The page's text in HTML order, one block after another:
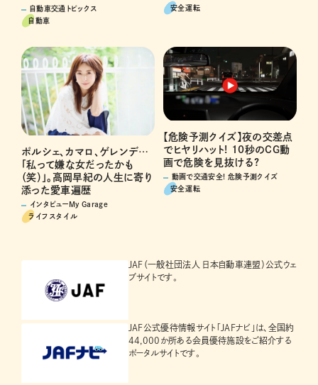
自動車交通トピックス
自動車
安全運転
ポルシェ、カマロ、ゲレンデ…
「私って嫌な女だったかも
（笑）」。高岡早紀の人生に寄り
添った愛車遍歴
インタビューMy Garage
ライフスタイル
【危険予測クイズ】夜の交差点
でヒヤリハット! 10秒のCG動
画で危険を見抜ける?
動画で交通安全! 危険予測クイズ
安全運転
JAF（一般社団法人 日本自動車連盟）公式ウェ
ブサイトです。
JAF公式優待情報サイト「JAFナビ」は、全国約
44,000か所ある会員優待施設をご紹介する
ポータルサイトです。